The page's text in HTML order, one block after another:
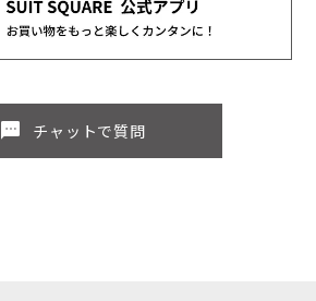
sms チャットで質問